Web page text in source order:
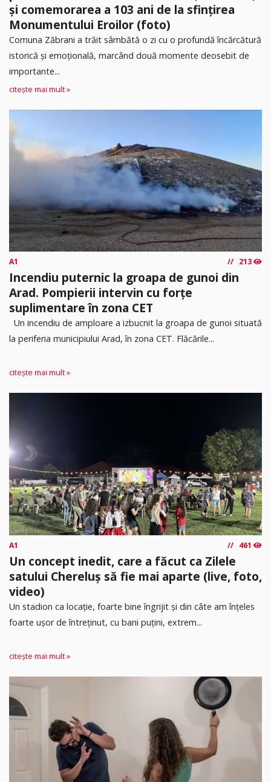
și comemorarea a 103 ani de la sfințirea
Monumentului Eroilor (foto)
Comuna Zăbrani a trăit sâmbătă o zi cu o profundă încărcătură
istorică și emoțională, marcând două momente deosebit de
importante...
citește mai mult »
A1 213
Incendiu puternic la groapa de gunoi din
Arad. Pompierii intervin cu forțe
suplimentare în zona CET
Un incendiu de amploare a izbucnit la groapa de gunoi situată
la periferia municipiului Arad, în zona CET. Flăcările...
citește mai mult »
A1 461
Un concept inedit, care a făcut ca Zilele
satului Chereluș să fie mai aparte (live, foto,
video)
Un stadion ca locație, foarte bine îngrijit și din câte am înțeles
foarte ușor de întreținut, cu bani puțini, extrem...
citește mai mult »